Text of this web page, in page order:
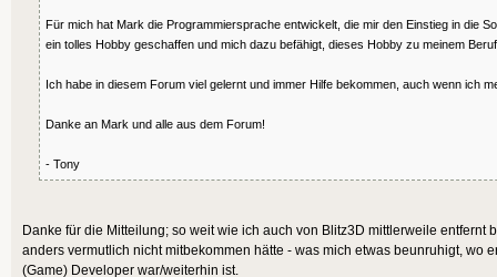
Für mich hat Mark die Programmiersprache entwickelt, die mir den Einstieg in die
ein tolles Hobby geschaffen und mich dazu befähigt, dieses Hobby zu meinem
Ich habe in diesem Forum viel gelernt und immer Hilfe bekommen, auch wenn ich
Danke an Mark und alle aus dem Forum!
- Tony
Danke für die Mitteilung; so weit wie ich auch von Blitz3D mittlerweile entfernt
anders vermutlich nicht mitbekommen hätte - was mich etwas beunruhigt, wo
(Game) Developer war/weiterhin ist.